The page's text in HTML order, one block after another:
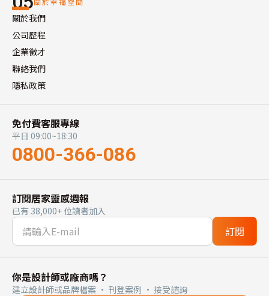
關於我們
公司歷程
企業徵才
聯絡我們
隱私政策
免付費客服專線
平日 09:00~18:30
0800-366-086
訂閱居家靈感週報
已有 38,000+ 位讀者加入
訂閱
你是設計師或廠商嗎？
建立設計師或品牌檔案 · 刊登案例 · 接受諮詢